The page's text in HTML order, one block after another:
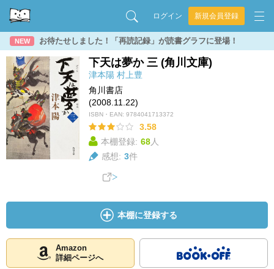
ログイン 新規会員登録
NEW お待たせしました！「再読記録」が読書グラフに登場！
下天は夢か 三 (角川文庫)
津本陽 村上豊
角川書店
(2008.11.22)
ISBN・EAN: 9784041713372
3.58
本棚登録: 68人
感想: 3件
本棚に登録する
Amazon
詳細ページへ